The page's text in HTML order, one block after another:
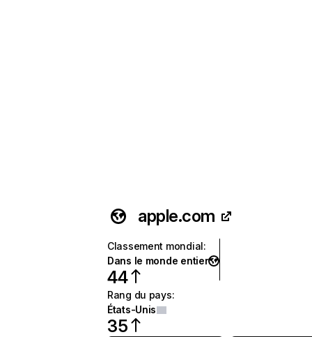
apple.com
Classement mondial:
Dans le monde entier
44
Rang du pays:
États-Unis
35